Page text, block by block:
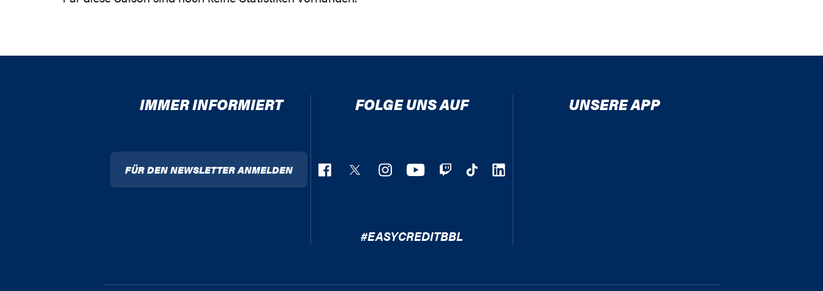
IMMER INFORMIERT
FÜR DEN NEWSLETTER ANMELDEN
FOLGE UNS AUF
#EASYCREDITBBL
UNSERE APP